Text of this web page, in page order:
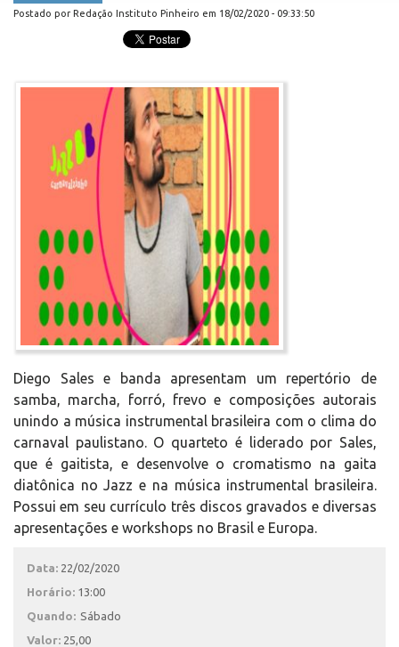
Postado por Redação Instituto Pinheiro em 18/02/2020 - 09:33:50
Diego Sales e banda apresentam um repertório de
samba, marcha, forró, frevo e composições autorais
unindo a música instrumental brasileira com o clima do
carnaval paulistano. O quarteto é liderado por Sales,
que é gaitista, e desenvolve o cromatismo na gaita
diatônica no Jazz e na música instrumental brasileira.
Possui em seu currículo três discos gravados e diversas
apresentações e workshops no Brasil e Europa.
Data: 22/02/2020
Horário: 13:00
Quando: Sábado
Valor: 25,00